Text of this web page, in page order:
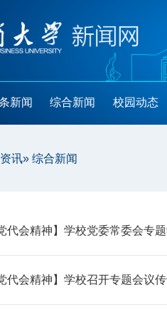
新闻 综合新闻 校园动态
讯» 综合新闻
会精神】学校党委常委会专题学习
会精神】学校召开专题会议传达学